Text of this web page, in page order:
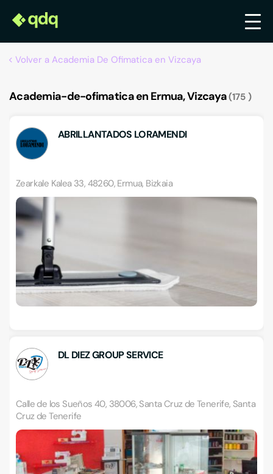
Volver a Academia De Ofimatica en Vizcaya
Academia-de-ofimatica en Ermua, Vizcaya 175
ABRILLANTADOS LORAMENDI
Zearkale Kalea 33, 48260, Ermua, Bizkaia
DL DIEZ GROUP SERVICE
Calle de los Sueños 40, 38006, Santa Cruz de Tenerife, Santa
Cruz de Tenerife